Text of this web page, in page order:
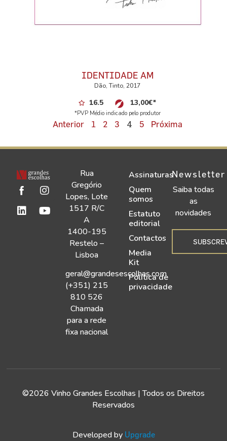
IDENTIDADE AM
Dão, Tinto, 2017
16.5 13,00€*
*PVP Médio indicado pelo produtor
Anterior 1 2 3 4 5 Próxima
Rua
Gregório
Lopes, Lote
1517 R/C
A
1400-195
Restelo –
Lisboa
geral@grandesescolhas.com
(+351) 215
810 526
Chamada
para a rede
fixa nacional
Assinaturas
Quem
somos
Estatuto
editorial
Contactos
Media
Kit
Política de
privacidade
Newsletter
Saiba todas
as
novidades
©2026 Vinho Grandes Escolhas | Todos os Direitos
Reservados
Developed by Upgrade